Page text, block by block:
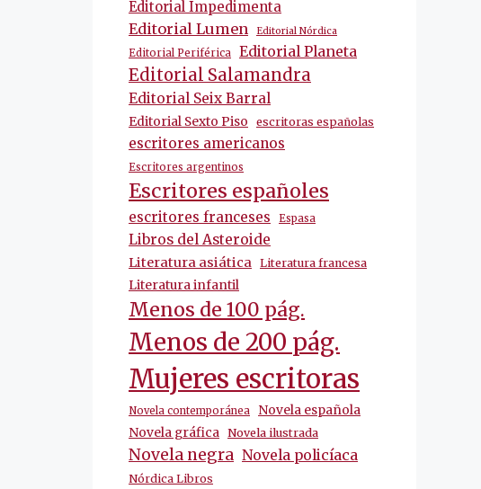
Editorial Impedimenta
Editorial Lumen Editorial Nórdica
Editorial Periférica Editorial Planeta
Editorial Salamandra
Editorial Seix Barral
Editorial Sexto Piso escritoras españolas
escritores americanos
Escritores argentinos
Escritores españoles
escritores franceses Espasa
Libros del Asteroide
Literatura asiática Literatura francesa
Literatura infantil
Menos de 100 pág.
Menos de 200 pág.
Mujeres escritoras
Novela contemporánea
Novela española
Novela gráfica Novela ilustrada
Novela negra Novela policíaca
Nórdica Libros